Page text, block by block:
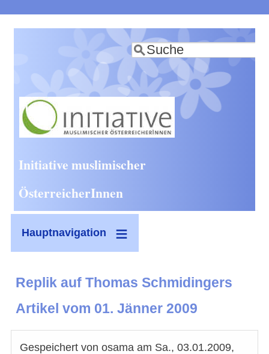
zum
Inhalt
Suche
Initiative muslimischer
ÖsterreicherInnen
Hauptnavigation
Replik auf Thomas Schmidingers
Artikel vom 01. Jänner 2009
Gespeichert von osama am Sa., 03.01.2009,